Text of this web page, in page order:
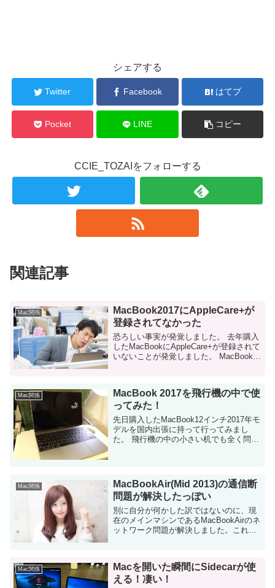
シェアする
Twitter Facebook はてブ
Pocket LINE コピー
CCIE_TOZAIをフォローする
関連記事
Mac関係
MacBook2017にAppleCare+が
登録されてなかった
恐ろしい事実が発覚しました。 去年購入
したMacBookにAppleCare+が登録されて
いないことが発覚しました。 MacBookを
Mac関係
MacBook 2017を飛行機の中で使
ってみた！
先日購入したMacBook12インチ2017年モ
デルを国内出張に持って行ってみまし
た。 飛行機の中の小さい机でも全く問題
Mac関係
MacBookAir(Mid 2013)の通信断
問題が解決したっぽい
別に自分が何かした訳ではないのに、現
在のメインマシンであるMacBookAirのネ
ットワーク問題が解決しました。これで
以下記事で紹介したものです。 ...
Mac関係
Macを開いた瞬間にSidecarが使
える！凄い！